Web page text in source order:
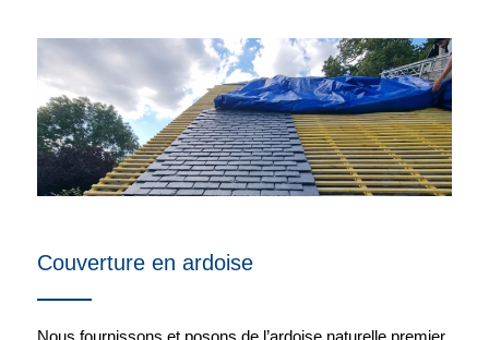
Couverture en ardoise
Nous fournissons et posons de l’ardoise naturelle premier